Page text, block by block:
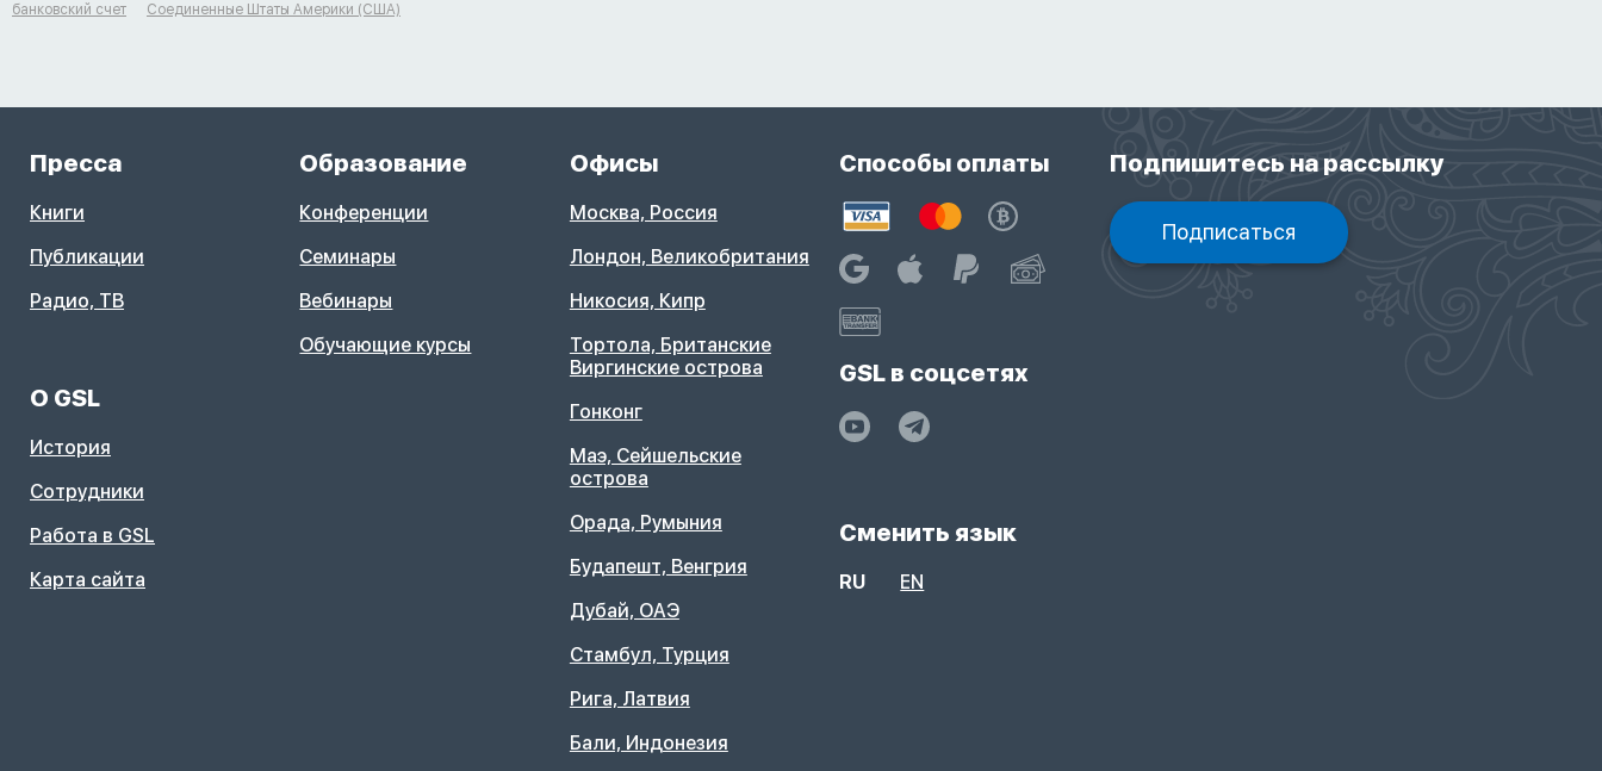
банковский счет Соединенные Штаты Америки (США)
О GSL
История
Сотрудники
Работа в GSL
Карта сайта
Пресса
Книги
Публикации
Радио, ТВ
Образование
Конференции
Семинары
Вебинары
Обучающие курсы
Офисы
Москва, Россия
Лондон, Великобритания
Никосия, Кипр
Тортола, Британские
Виргинские острова
Гонконг
Маэ, Сейшельские
острова
Орада, Румыния
Будапешт, Венгрия
Дубай, ОАЭ
Стамбул, Турция
Рига, Латвия
Бали, Индонезия
Способы оплаты
GSL в соцсетях
Сменить язык
RU EN
Подпишитесь на рассылку
Подписаться